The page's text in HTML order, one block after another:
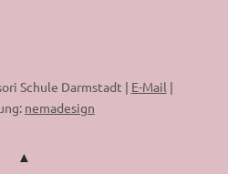
Schule Darmstadt | E-Mail |
nemadesign